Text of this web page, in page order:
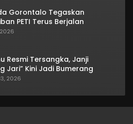
Gorontalo Tegaskan
PETI Terus Berjalan
Resmi Tersangka, Janji
Jari” Kini Jadi Bumerang
2026